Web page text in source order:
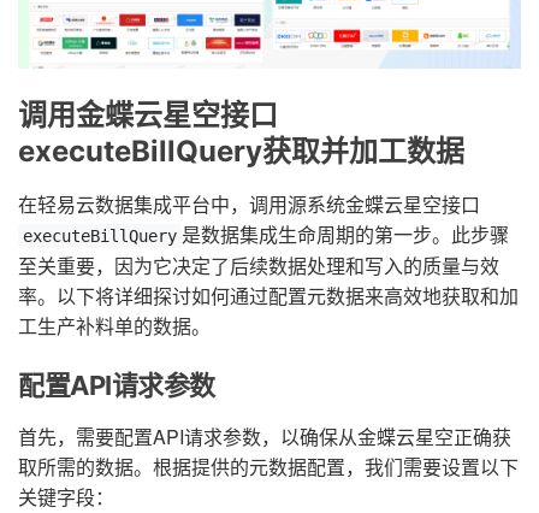
调用金蝶云星空接口
executeBillQuery获取并加工数据
在轻易云数据集成平台中，调用源系统金蝶云星空接口
executeBillQuery 是数据集成生命周期的第一步。此步骤
至关重要，因为它决定了后续数据处理和写入的质量与效
率。以下将详细探讨如何通过配置元数据来高效地获取和加
工生产补料单的数据。
配置API请求参数
首先，需要配置API请求参数，以确保从金蝶云星空正确获
取所需的数据。根据提供的元数据配置，我们需要设置以下
关键字段：